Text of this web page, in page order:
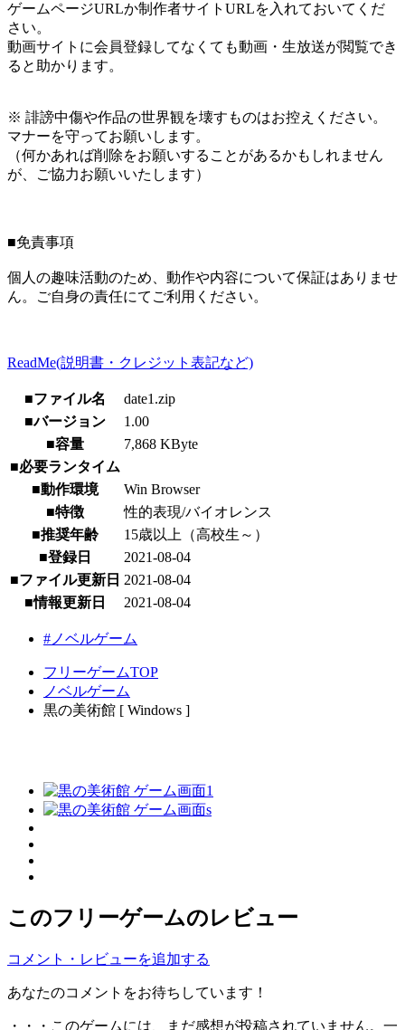
ゲームページURLか制作者サイトURLを入れておいてくだ
さい。
動画サイトに会員登録してなくても動画・生放送が閲覧でき
ると助かります。
※ 誹謗中傷や作品の世界観を壊すものはお控えください。
マナーを守ってお願いします。
（何かあれば削除をお願いすることがあるかもしれません
が、ご協力お願いいたします）
■免責事項
個人の趣味活動のため、動作や内容について保証はありませ
ん。ご自身の責任にてご利用ください。
ReadMe(説明書・クレジット表記など)
■ファイル名
date1.zip
■バージョン
1.00
■容量
7,868 KByte
■必要ランタイム
■動作環境
Win Browser
■特徴
性的表現/バイオレンス
■推奨年齢
15歳以上（高校生～）
■登録日
2021-08-04
■ファイル更新日 2021-08-04
■情報更新日
2021-08-04
#ノベルゲーム
フリーゲームTOP
ノベルゲーム
黒の美術館 [ Windows ]
このフリーゲームのレビュー
コメント・レビューを追加する
あなたのコメントをお待ちしています！
・・・このゲームには、まだ感想が投稿されていません。一